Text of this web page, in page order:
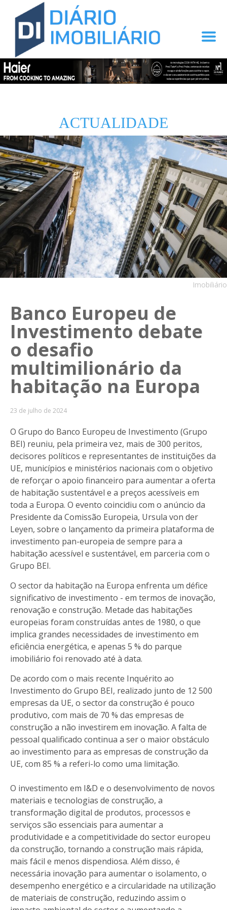
ACTUALIDADE
Imobiliário
Banco Europeu de
Investimento debate
o desafio
multimilionário da
habitação na Europa
23 de julho de 2024
O Grupo do Banco Europeu de Investimento (Grupo
BEI) reuniu, pela primeira vez, mais de 300 peritos,
decisores políticos e representantes de instituições da
UE, municípios e ministérios nacionais com o objetivo
de reforçar o apoio financeiro para aumentar a oferta
de habitação sustentável e a preços acessíveis em
toda a Europa. O evento coincidiu com o anúncio da
Presidente da Comissão Europeia, Ursula von der
Leyen, sobre o lançamento da primeira plataforma de
investimento pan-europeia de sempre para a
habitação acessível e sustentável, em parceria com o
Grupo BEI.
O sector da habitação na Europa enfrenta um défice
significativo de investimento - em termos de inovação,
renovação e construção. Metade das habitações
europeias foram construídas antes de 1980, o que
implica grandes necessidades de investimento em
eficiência energética, e apenas 5 % do parque
imobiliário foi renovado até à data.
De acordo com o mais recente Inquérito ao
Investimento do Grupo BEI, realizado junto de 12 500
empresas da UE, o sector da construção é pouco
produtivo, com mais de 70 % das empresas de
construção a não investirem em inovação. A falta de
pessoal qualificado continua a ser o maior obstáculo
ao investimento para as empresas de construção da
UE, com 85 % a referi-lo como uma limitação.
O investimento em I&D e o desenvolvimento de novos
materiais e tecnologias de construção, a
transformação digital de produtos, processos e
serviços são essenciais para aumentar a
produtividade e a competitividade do sector europeu
da construção, tornando a construção mais rápida,
mais fácil e menos dispendiosa. Além disso, é
necessária inovação para aumentar o isolamento, o
desempenho energético e a circularidade na utilização
de materiais de construção, reduzindo assim o